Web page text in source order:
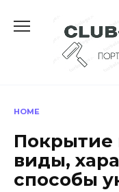
содержанию
HOME
Покрытие
виды,
способы